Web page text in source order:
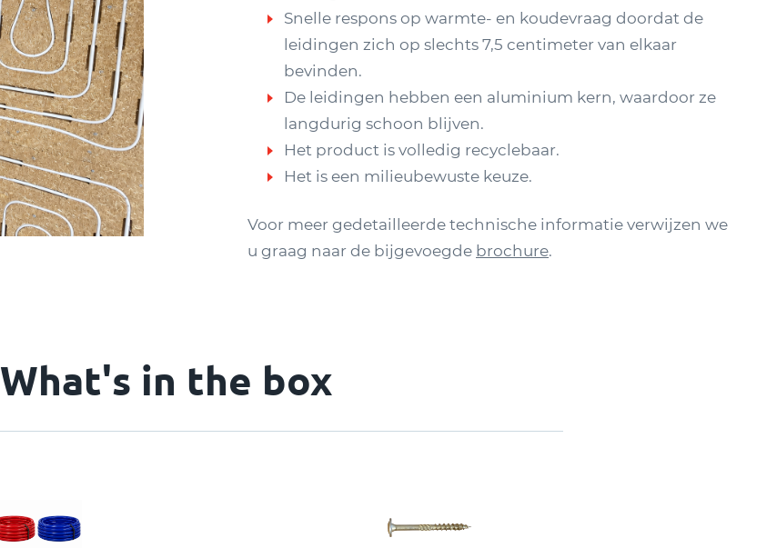
Snelle respons op warmte- en koudevraag doordat de
leidingen zich op slechts 7,5 centimeter van elkaar
bevinden.
De leidingen hebben een aluminium kern, waardoor ze
langdurig schoon blijven.
Het product is volledig recyclebaar.
Het is een milieubewuste keuze.
Voor meer gedetailleerde technische informatie verwijzen we
u graag naar de bijgevoegde brochure.
What's in the box